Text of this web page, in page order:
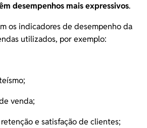
desempenhos mais expressivos.
os indicadores de desempenho da
utilizados, por exemplo:
venda;
e satisfação de clientes;